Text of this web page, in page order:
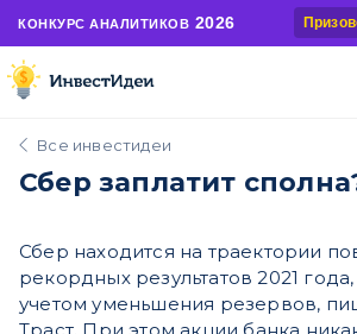
КОНКУРС АНАЛИТИКОВ 2026
Все инвестидеи
Сбер заплатит
Сбер находится на траектории
рекордных результатов 2021
учетом уменьшения резервов,